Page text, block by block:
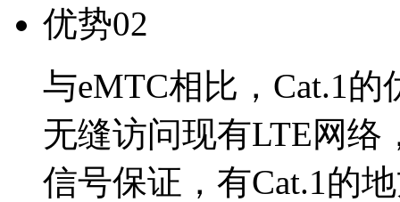
优势02
与eMTC相比，Cat.1
无缝访问现有LTE网
信号保证，有Cat.1的